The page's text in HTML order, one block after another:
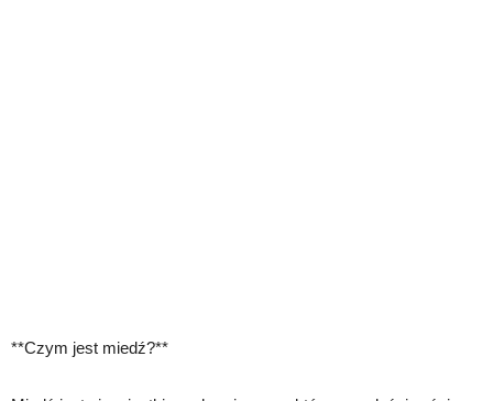
**Czym jest miedź?**